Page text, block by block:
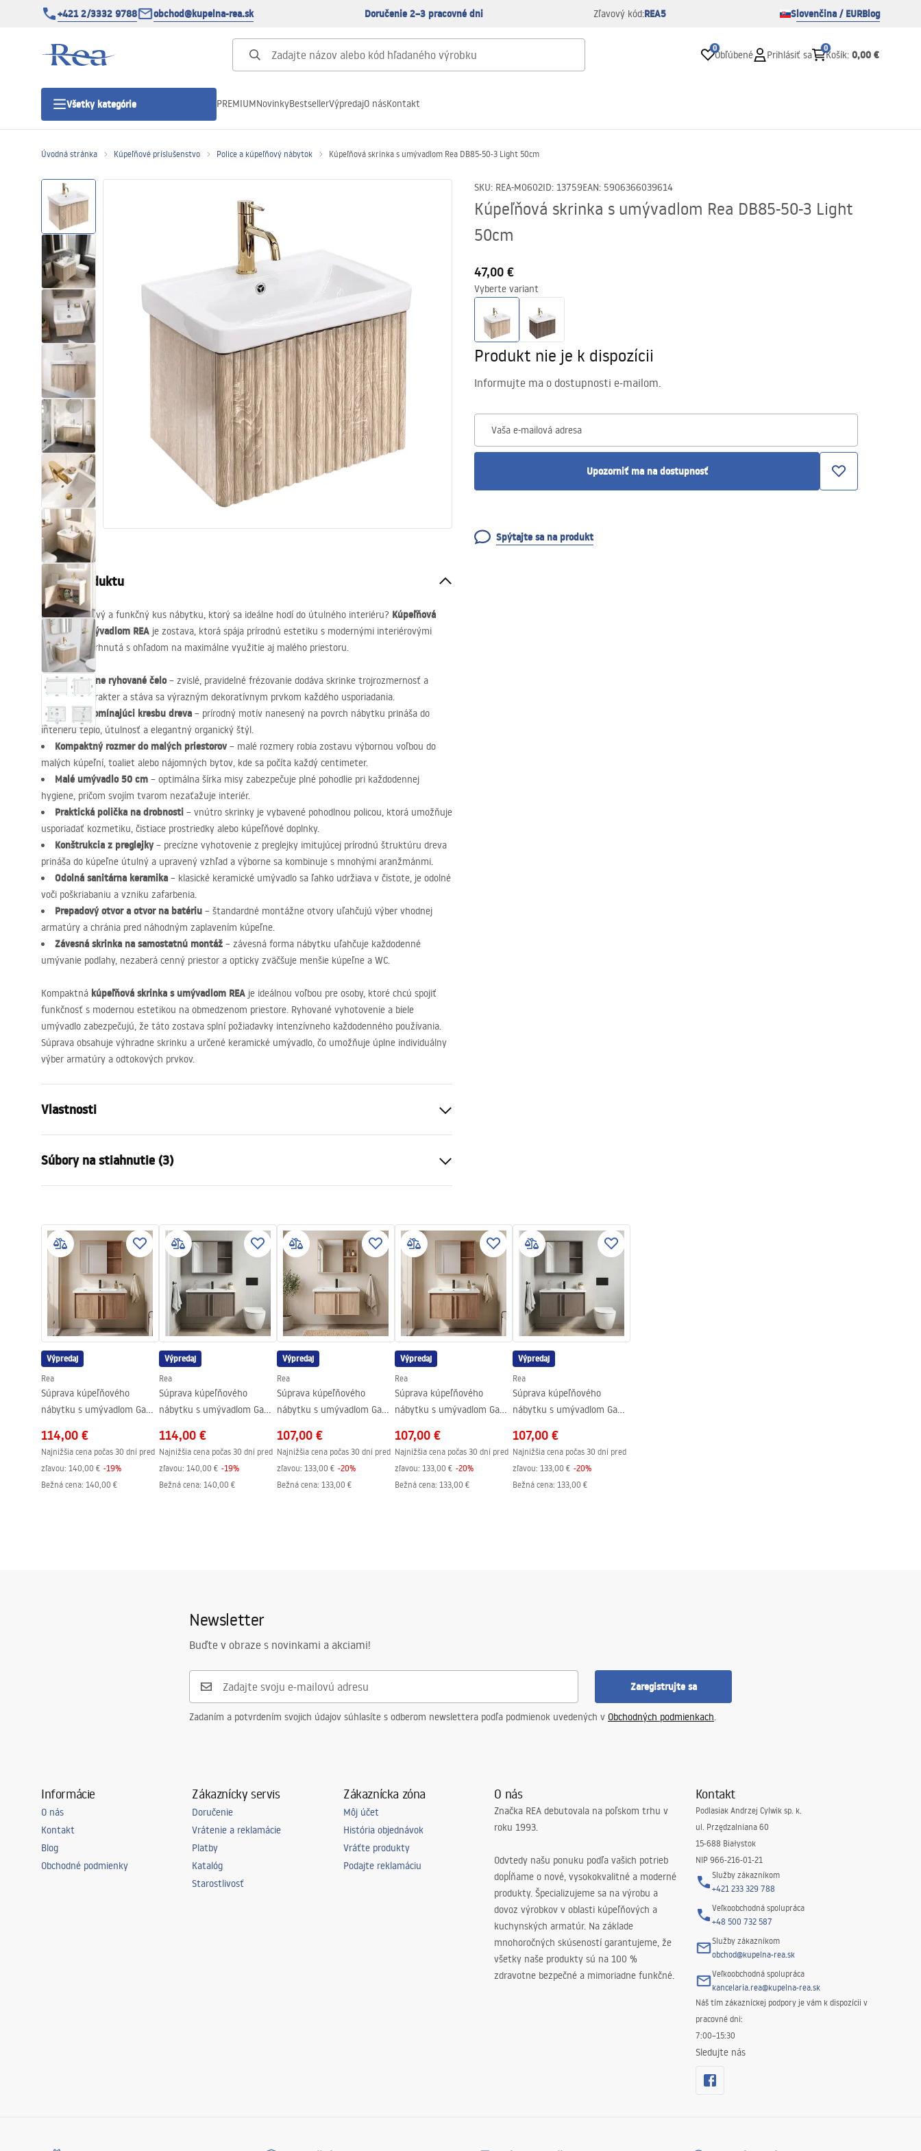
+421 2/3332 9788 obchod@kupelna-rea.sk Doručenie 2–3 pracovné dni Zľavový kód:REA5 Slovenčina / EURBlog
0
Obľúbené Prihlásiť sa
0
Košík: 0,00 €
Všetky kategórie
Sprchové dvere
Sprchové vaničky
Sprchové žľaby
Sanitárna keramika
Umývadlá
Vaňa so zástenou
Batérie
Sprchy
Kuchyňa
Kúpeľňové doplnky a nábytok
PREMIUMNovinkyBestsellerVýpredajO násKontakt
Úvodná stránka Kúpeľňové príslušenstvo Police a kúpeľňový nábytok Kúpeľňová skrinka s umývadlom Rea DB85-50-3 Light 50cm
SKU: REA-M0602ID: 13759EAN: 5906366039614
Kúpeľňová skrinka s umývadlom Rea DB85-50-3 Light
50cm
47,00 €
Vyberte variant
Produkt nie je k dispozícii
Informujte ma o dostupnosti e-mailom.
Vaša e-mailová adresa
Upozorniť ma na dostupnosť
Spýtajte sa na produkt
Popis produktu
Hľadáte štýlový a funkčný kus nábytku, ktorý sa ideálne hodí do útulného interiéru? Kúpeľňová
skrinka s umývadlom REA je zostava, ktorá spája prírodnú estetiku s modernými interiérovými
trendmi. Navrhnutá s ohľadom na maximálne využitie aj malého priestoru.
Dekoratívne ryhované čelo– zvislé, pravidelné frézovanie dodáva skrinke trojrozmernosť a
moderný charakter a stáva sa výrazným dekoratívnym prvkom každého usporiadania.
Vzor pripomínajúci kresbu dreva – prírodný motív nanesený na povrch nábytku prináša do
interiéru teplo, útulnosť a elegantný organický štýl.
Kompaktný rozmer do malých priestorov– malé rozmery robia zostavu výbornou voľbou do
malých kúpeľní, toaliet alebo nájomných bytov, kde sa počíta každý centimeter.
Malé umývadlo 50 cm – optimálna šírka misy zabezpečuje plné pohodlie pri každodennej
hygiene, pričom svojím tvarom nezaťažuje interiér.
Praktická polička na drobnosti – vnútro skrinky je vybavené pohodlnou policou, ktorá umožňuje
usporiadať kozmetiku, čistiace prostriedky alebo kúpeľňové doplnky.
Konštrukcia z preglejky– precízne vyhotovenie z preglejky imitujúcej prírodnú štruktúru dreva
prináša do kúpeľne útulný a upravený vzhľad a výborne sa kombinuje s mnohými aranžmánmi.
Odolná sanitárna keramika – klasické keramické umývadlo sa ľahko udržiava v čistote, je odolné
voči poškriabaniu a vzniku zafarbenia.
Prepadový otvor a otvor na batériu – štandardné montážne otvory uľahčujú výber vhodnej
armatúry a chránia pred náhodným zaplavením kúpeľne.
Závesná skrinka na samostatnú montáž – závesná forma nábytku uľahčuje každodenné
umývanie podlahy, nezaberá cenný priestor a opticky zväčšuje menšie kúpeľne a WC.
Kompaktná kúpeľňová skrinka s umývadlom REA je ideálnou voľbou pre osoby, ktoré chcú spojiť
funkčnosť s modernou estetikou na obmedzenom priestore. Ryhované vyhotovenie a biele
umývadlo zabezpečujú, že táto zostava splní požiadavky intenzívneho každodenného používania.
Súprava obsahuje výhradne skrinku a určené keramické umývadlo, čo umožňuje úplne individuálny
výber armatúry a odtokových prvkov.
Vlastnosti
Spôsob montáže
Materiál
Preglejka
Šírka
505
mm
Hĺbka
360 mm
Súbory na stiahnutie (3)
Warranty_Terms_and_Conditions_
-_Furniture_-_24.pdf
manual.pdf
Návod na montáž
Instrukcja_montazu_meble.pdf
Výpredaj
Rea
Súprava kúpeľňového
nábytku s umývadlom Gama
114,00 €
Najnižšia cena počas 30 dní pred
zľavou: 140,00 € -19%
Bežná cena: 140,00 €
Výpredaj
Rea
Súprava kúpeľňového
nábytku s umývadlom Gama
114,00 €
Najnižšia cena počas 30 dní pred
zľavou: 140,00 € -19%
Bežná cena: 140,00 €
Výpredaj
Rea
Súprava kúpeľňového
nábytku s umývadlom Gama
107,00 €
Najnižšia cena počas 30 dní pred
zľavou: 133,00 € -20%
Bežná cena: 133,00 €
Výpredaj
Rea
Súprava kúpeľňového
nábytku s umývadlom Gama
107,00 €
Najnižšia cena počas 30 dní pred
zľavou: 133,00 € -20%
Bežná cena: 133,00 €
Výpredaj
Rea
Súprava kúpeľňového
nábytku s umývadlom Gama
107,00 €
Najnižšia cena počas 30 dní pred
zľavou: 133,00 € -20%
Bežná cena: 133,00 €
Newsletter
Buďte v obraze s novinkami a akciami!
Zaregistrujte sa
Zadaním a potvrdením svojich údajov súhlasíte s odberom newslettera podľa podmienok uvedených v Obchodných podmienkach.
Informácie
O nás
Kontakt
Blog
Obchodné podmienky
Zákaznícky servis
Doručenie
Vrátenie a reklamácie
Platby
Katalóg
Starostlivosť
Zákaznícka zóna
Môj účet
História objednávok
Vráťte produkty
Podajte reklamáciu
O nás
Značka REA debutovala na poľskom trhu v
roku 1993.
Odvtedy našu ponuku podľa vašich potrieb
dopĺňame o nové, vysokokvalitné a moderné
produkty. Špecializujeme sa na výrobu a
dovoz výrobkov v oblasti kúpeľňových a
kuchynských armatúr. Na základe
mnohoročných skúseností garantujeme, že
všetky naše produkty sú na 100 %
zdravotne bezpečné a mimoriadne funkčné.
Kontakt
Podlasiak Andrzej Cylwik sp. k.
ul. Przędzalniana 60
15-688 Białystok
NIP 966-216-01-21
Služby zákazníkom
+421 233 329 788
Veľkoobchodná spolupráca
+48 500 732 587
Služby zákazníkom
obchod@kupelna-rea.sk
Veľkoobchodná spolupráca
kancelaria.rea@kupelna-rea.sk
Náš tím zákazníckej podpory je vám k dispozícii v
pracovné dni:
7:00–15:30
Sledujte nás